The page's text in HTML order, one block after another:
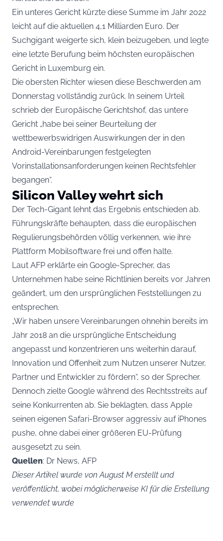
Ein unteres Gericht kürzte diese Summe im Jahr 2022
leicht auf die aktuellen 4,1 Milliarden Euro. Der
Suchgigant weigerte sich, klein beizugeben, und legte
eine letzte Berufung beim höchsten europäischen
Gericht in Luxemburg ein.
Die obersten Richter wiesen diese Beschwerden am
Donnerstag vollständig zurück. In seinem Urteil
schrieb der Europäische Gerichtshof, das untere
Gericht „habe bei seiner Beurteilung der
wettbewerbswidrigen Auswirkungen der in den
Android-Vereinbarungen festgelegten
Vorinstallationsanforderungen keinen Rechtsfehler
begangen“.
Silicon Valley wehrt sich
Der Tech-Gigant lehnt das Ergebnis entschieden ab.
Führungskräfte behaupten, dass die europäischen
Regulierungsbehörden völlig verkennen, wie ihre
Plattform Mobilsoftware frei und offen halte.
Laut AFP erklärte ein Google-Sprecher, das
Unternehmen habe seine Richtlinien bereits vor Jahren
geändert, um den ursprünglichen Feststellungen zu
entsprechen.
„Wir haben unsere Vereinbarungen ohnehin bereits im
Jahr 2018 an die ursprüngliche Entscheidung
angepasst und konzentrieren uns weiterhin darauf,
Innovation und Offenheit zum Nutzen unserer Nutzer,
Partner und Entwickler zu fördern“, so der Sprecher.
Dennoch zielte Google während des Rechtsstreits auf
seine Konkurrenten ab. Sie beklagten, dass Apple
seinen eigenen Safari-Browser aggressiv auf iPhones
pushe, ohne dabei einer größeren EU-Prüfung
ausgesetzt zu sein.
Quellen: Dr News, AFP
Dieser Artikel wurde von August M erstellt und
veröffentlicht, wobei möglicherweise KI für die Erstellung
verwendet wurde